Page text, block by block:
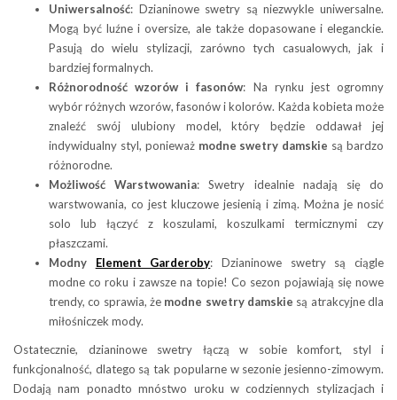
Uniwersalność: Dzianinowe swetry są niezwykle uniwersalne.
Mogą być luźne i oversize, ale także dopasowane i eleganckie.
Pasują do wielu stylizacji, zarówno tych casualowych, jak i
bardziej formalnych.
Różnorodność wzorów i fasonów: Na rynku jest ogromny
wybór różnych wzorów, fasonów i kolorów. Każda kobieta może
znaleźć swój ulubiony model, który będzie oddawał jej
indywidualny styl, ponieważ modne swetry damskie są bardzo
różnorodne.
Możliwość Warstwowania: Swetry idealnie nadają się do
warstwowania, co jest kluczowe jesienią i zimą. Można je nosić
solo lub łączyć z koszulami, koszulkami termicznymi czy
płaszczami.
Modny Element Garderoby: Dzianinowe swetry są ciągle
modne co roku i zawsze na topie! Co sezon pojawiają się nowe
trendy, co sprawia, że modne swetry damskie są atrakcyjne dla
miłośniczek mody.
Ostatecznie, dzianinowe swetry łączą w sobie komfort, styl i
funkcjonalność, dlatego są tak popularne w sezonie jesienno-zimowym.
Dodają nam ponadto mnóstwo uroku w codziennych stylizacjach i